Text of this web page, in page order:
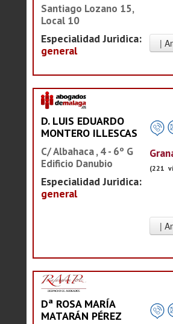
Santiago Lozano 15,
Local 10
Especialidad Juridica:
general
D. LUIS EDUARDO
MONTERO ILLESCAS
C/ Albahaca , 4 - 6º G
Edificio Danubio
Especialidad Juridica:
general
(221
Dª ROSA MARÍA
MATARÁN PÉREZ